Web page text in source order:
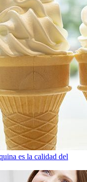
es la calidad del